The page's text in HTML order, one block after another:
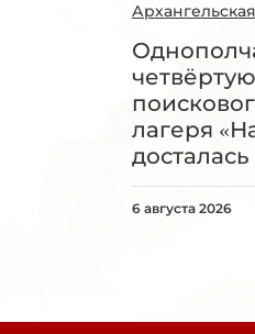
лагеря
6 августа 2026